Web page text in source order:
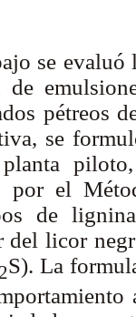
se
pétreos
se
por el
de
licor
S). La